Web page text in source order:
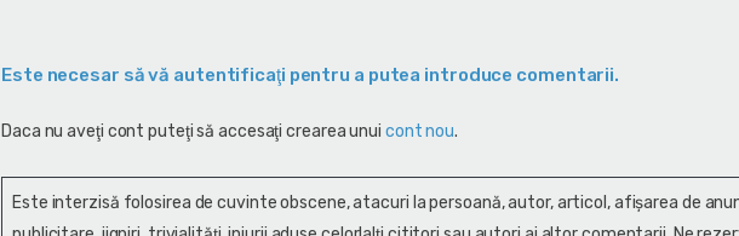
Este necesar să vă autentificaţi pentru a putea introduce comentarii.
Daca nu aveţi cont puteţi să accesaţi crearea unui cont nou.
Este interzisă folosirea de cuvinte obscene, atacuri la persoană, autor, articol, afişarea de